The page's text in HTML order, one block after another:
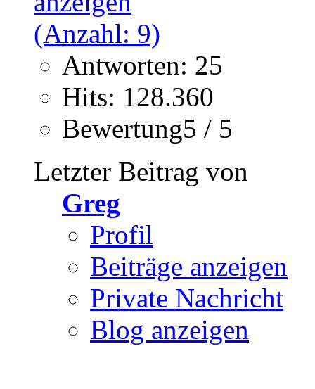
Antworten: 25
Hits: 128.360
Bewertung5 / 5
Letzter Beitrag von
Greg
Profil
Beiträge anzeigen
Private Nachricht
Blog anzeigen